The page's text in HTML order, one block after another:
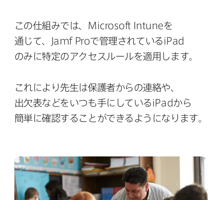
この​仕組みでは、 Microsoft Intuneを​
通じて、
Jamf Proで​管理されている iPad
のみに​特定の​アクセスルールを​適用します。
これに​より​先生は​保護者からの​連絡や、​
出欠表などを​いつも​手に​している iPadから​
簡単に​確認する​ことができるようになります。